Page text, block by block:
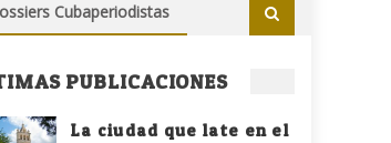
Cubaperiodistas
PUBLICACIONES
La ciudad que late en el